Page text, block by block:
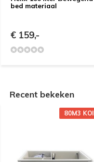
bed materiaal
€ 159,-
Recent bekeken
80M3 KOI